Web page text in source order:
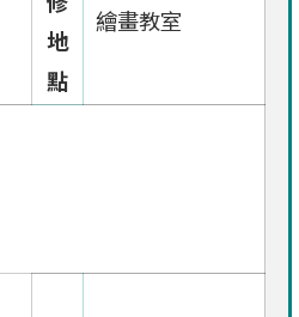
地
點
繪畫教室